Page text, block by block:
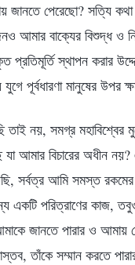
পেরেছো? সত্যি
বাক্যের বিশুদ্ধ ও
স্থাপন করার
পূর্বধারণা মানুষের উপর
নয়, সমগ্র মহাবিশ্বের
আমার বিচারের অধীন
সর্বত্র আমি সমস্ত
একটি পরিত্রাণের কাজ,
জানতে পারার ও আমায়
তাঁকে সম্মান করতে